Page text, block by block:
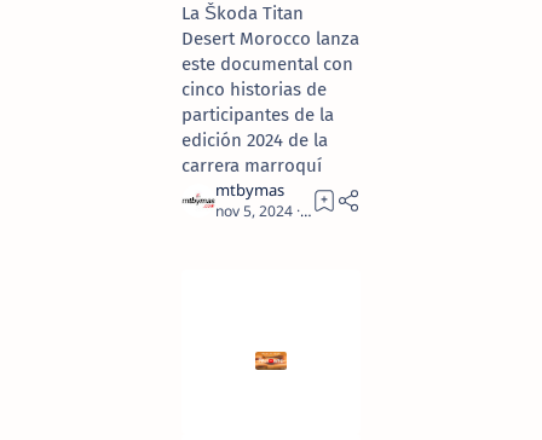
La Škoda Titan
Desert Morocco lanza
este documental con
cinco historias de
participantes de la
edición 2024 de la
carrera marroquí
1